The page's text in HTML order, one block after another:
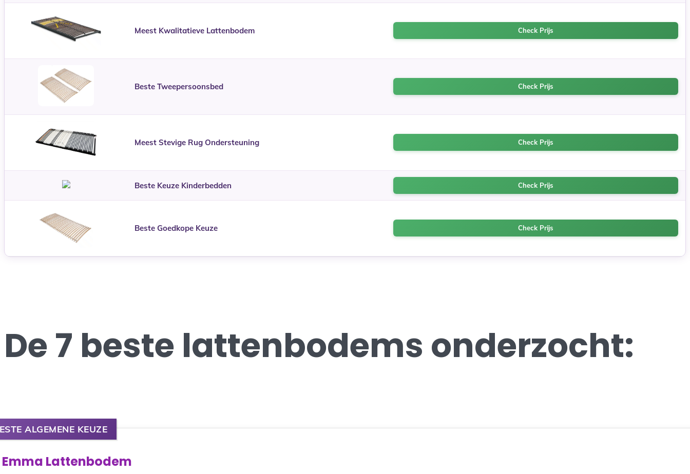
Meest Kwalitatieve Lattenbodem Check Prijs
Beste Tweepersoonsbed Check Prijs
Meest Stevige Rug Ondersteuning Check Prijs
Beste Keuze Kinderbedden Check Prijs
Beste Goedkope Keuze Check Prijs
De 7 beste lattenbodems onderzocht:
ALGEMENE KEUZE
Emma Lattenbodem